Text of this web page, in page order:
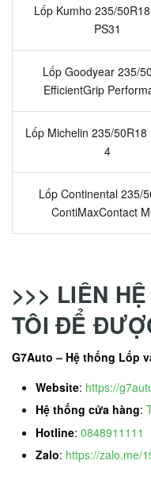
Lốp Kumho 235/
PS31
Lốp Goodyear 235/
EfficientGrip
Lốp Michelin 235/50R18
4
Lốp Continental 235/
ContiMaxContact
>>> LIÊN
TÔI ĐỂ
G7Auto – Hệ thống Lốp
Website: https://
Hệ thống cửa hàng:
Hotline: 0848911111
Zalo: https://zalo.me/